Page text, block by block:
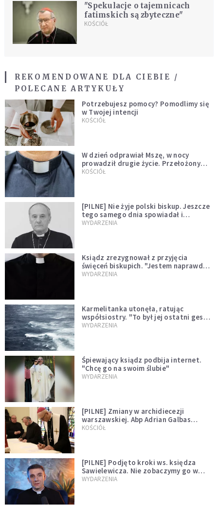
"Spekulacje o tajemnicach
fatimskich są zbyteczne"
KOŚCIÓŁ
REKOMENDOWANE DLA CIEBIE /
POLECANE ARTYKUŁY
Potrzebujesz pomocy? Pomodlimy się
w Twojej intencji
KOŚCIÓŁ
W dzień odprawiał Mszę, w nocy
prowadził drugie życie. Przełożony
kazał mu opuścić zakon
KOŚCIÓŁ
[PILNE] Nie żyje polski biskup. Jeszcze
tego samego dnia spowiadał i
sprawował Mszę świętą
WYDARZENIA
Ksiądz zrezygnował z przyjęcia
święceń biskupich. "Jestem naprawdę
niegodny"
WYDARZENIA
Karmelitanka utonęła, ratując
współsiostry. "To był jej ostatni gest
miłości"
WYDARZENIA
Śpiewający ksiądz podbija internet.
"Chcę go na swoim ślubie"
WYDARZENIA
[PILNE] Zmiany w archidiecezji
warszawskiej. Abp Adrian Galbas
wręczył dekrety nowym proboszczom
KOŚCIÓŁ
[PILNE] Podjęto kroki ws. księdza
Sawielewicza. Nie zobaczymy go w
mediach
WYDARZENIA